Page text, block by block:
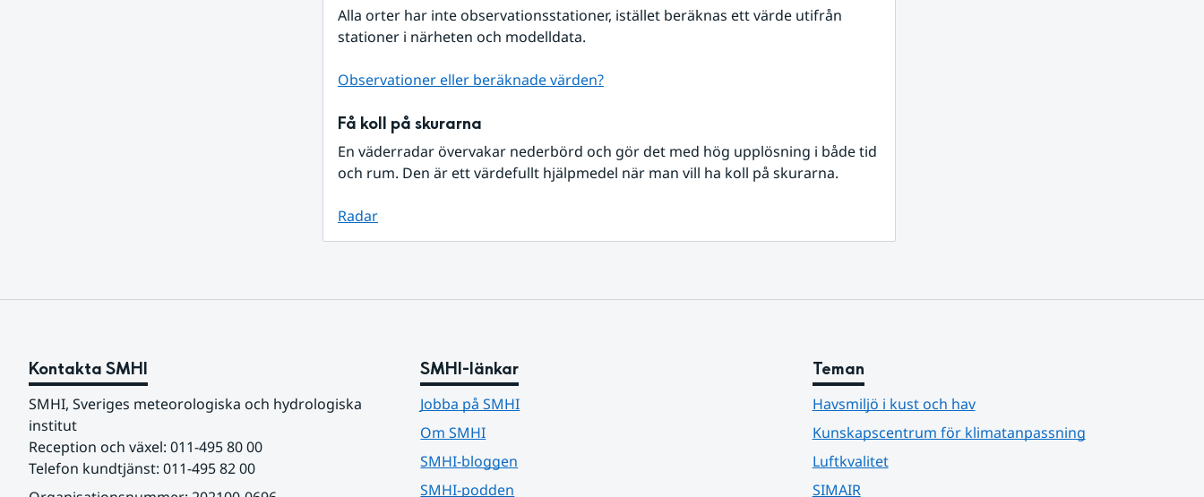
Alla orter har inte observationsstationer, istället beräknas ett värde utifrån
stationer i närheten och modelldata.
Observationer eller beräknade värden?
Få koll på skurarna
En väderradar övervakar nederbörd och gör det med hög upplösning i både tid
och rum. Den är ett värdefullt hjälpmedel när man vill ha koll på skurarna.
Radar
Kontakta SMHI
SMHI, Sveriges meteorologiska och hydrologiska
institut
Reception och växel: 011-495 80 00
Telefon kundtjänst: 011-495 82 00
SMHI-länkar
Jobba på SMHI
Om SMHI
SMHI-bloggen
SMHI-podden
Teman
Havsmiljö i kust och hav
Kunskapscentrum för klimatanpassning
Luftkvalitet
SIMAIR